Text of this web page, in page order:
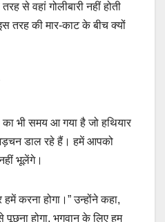
से वहां गोलीबारी नहीं होती
तरह की मार-काट के बीच क्यों
भी समय आ गया है जो हथियार
डाल रहे हैं। हमें आपको
भूलेंगे।
करना होगा।” उन्होंने कहा,
होगा, भगवान के लिए हम